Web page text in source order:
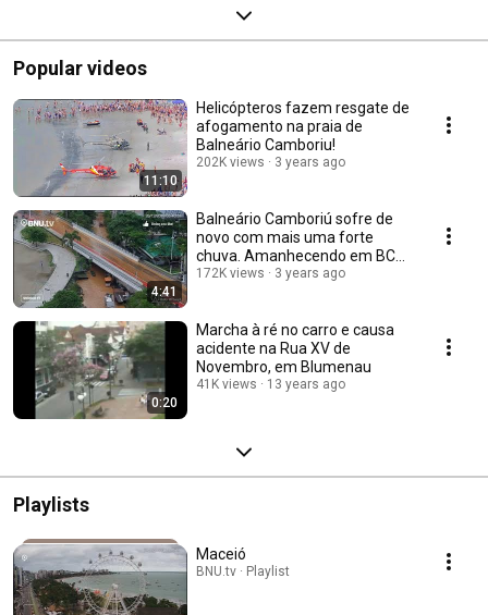
Popular videos
11:10
Helicópteros fazem resgate de
afogamento na praia de
Balneário Camboriu!
202K views 3 years ago
4:41
Balneário Camboriú sofre de
novo com mais uma forte
chuva. Amanhecendo em BC
depois da Chuva!
172K views 3 years ago
0:20
Marcha à ré no carro e causa
acidente na Rua XV de
Novembro, em Blumenau
41K views 13 years ago
Playlists
Maceió
BNU.tv · Playlist